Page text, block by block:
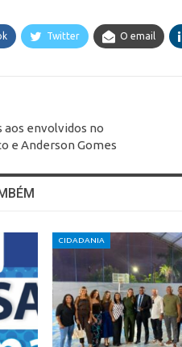
Twitter O email
aos envolvidos no
e Anderson Gomes
CIDADANIA